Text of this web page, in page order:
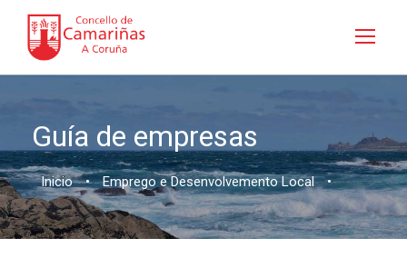
Guía de empresas
Inicio • Emprego e Desenvolvemento Local •